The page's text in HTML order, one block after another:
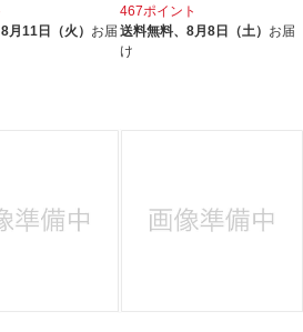
8月11日（火） お届
467ポイント
送料無料、 8月8日（土） お届
け